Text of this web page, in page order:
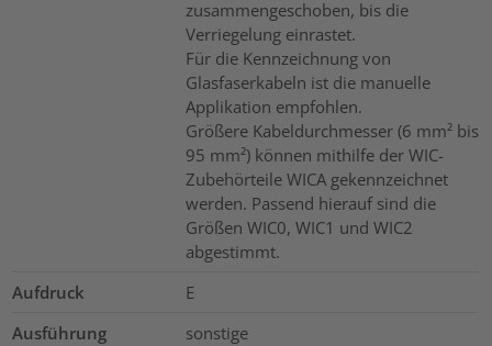
zusammengeschoben, bis die
Verriegelung einrastet.
Für die Kennzeichnung von
Glasfaserkabeln ist die manuelle
Applikation empfohlen.
Größere Kabeldurchmesser (6 mm² bis
95 mm²) können mithilfe der WIC-
Zubehörteile WICA gekennzeichnet
werden. Passend hierauf sind die
Größen WIC0, WIC1 und WIC2
abgestimmt.
Aufdruck
E
Ausführung
sonstige